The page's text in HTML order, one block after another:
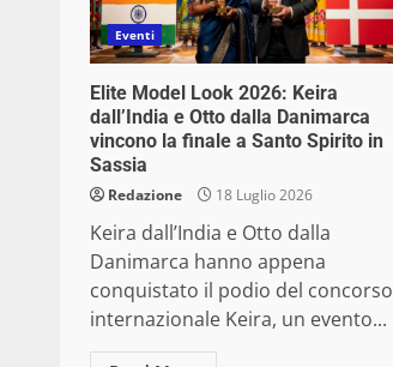
Eventi
Elite Model Look 2026: Keira
dall’India e Otto dalla Danimarca
vincono la finale a Santo Spirito in
Sassia
Redazione 18 Luglio 2026
Keira dall’India e Otto dalla
Danimarca hanno appena
conquistato il podio del concorso
internazionale Keira, un evento...